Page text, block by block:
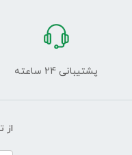
پشتیبانی 24 ساعته
از